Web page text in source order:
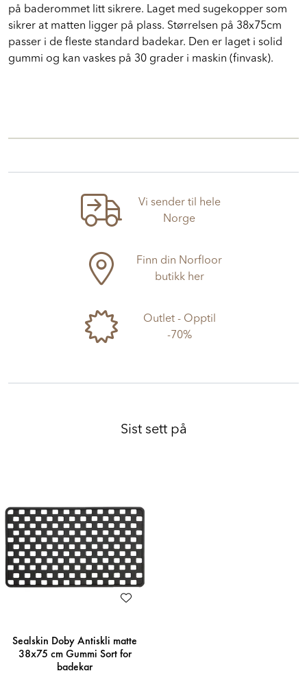
på baderommet litt sikrere. Laget med sugekopper som
sikrer at matten ligger på plass. Størrelsen på 38x75cm
passer i de fleste standard badekar. Den er laget i solid
gummi og kan vaskes på 30 grader i maskin (finvask).
Vi sender til hele
Norge
Finn din Norfloor
butikk her
Outlet - Opptil
-70%
Sist sett på
Sealskin Doby Antiskli matte
38x75 cm Gummi Sort for
badekar